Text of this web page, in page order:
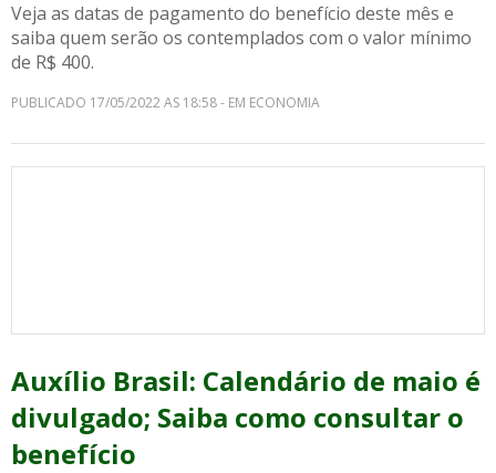
Veja as datas de pagamento do benefício deste mês e
saiba quem serão os contemplados com o valor mínimo
de R$ 400.
PUBLICADO 17/05/2022 AS 18:58 - EM ECONOMIA
Auxílio Brasil: Calendário de maio é
divulgado; Saiba como consultar o
benefício